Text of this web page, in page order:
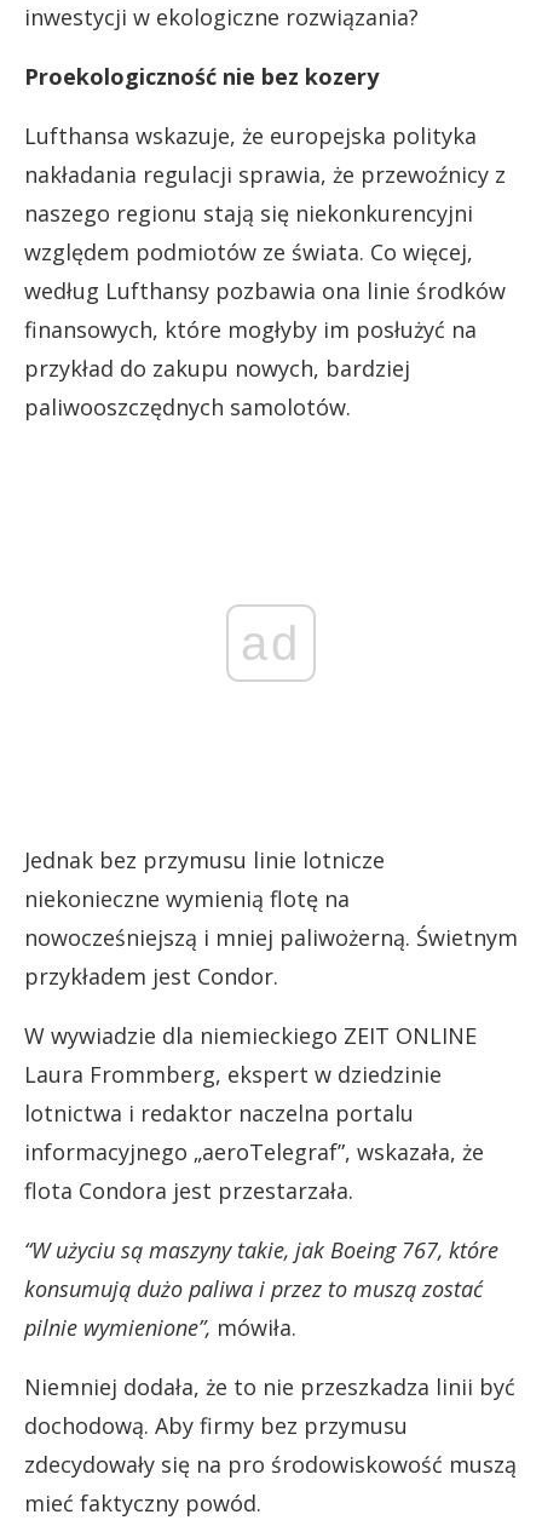
inwestycji w ekologiczne rozwiązania?
Proekologiczność nie bez kozery
Lufthansa wskazuje, że europejska polityka
nakładania regulacji sprawia, że przewoźnicy z
naszego regionu stają się niekonkurencyjni
względem podmiotów ze świata. Co więcej,
według Lufthansy pozbawia ona linie środków
finansowych, które mogłyby im posłużyć na
przykład do zakupu nowych, bardziej
paliwooszczędnych samolotów.
ad
Jednak bez przymusu linie lotnicze
niekonieczne wymienią flotę na
nowocześniejszą i mniej paliwożerną. Świetnym
przykładem jest Condor.
W wywiadzie dla niemieckiego ZEIT ONLINE
Laura Frommberg, ekspert w dziedzinie
lotnictwa i redaktor naczelna portalu
informacyjnego „aeroTelegraf”, wskazała, że
flota Condora jest przestarzała.
“W użyciu są maszyny takie, jak Boeing 767, które
konsumują dużo paliwa i przez to muszą zostać
pilnie wymienione”, mówiła.
Niemniej dodała, że to nie przeszkadza linii być
dochodową. Aby firmy bez przymusu
zdecydowały się na pro środowiskowość muszą
mieć faktyczny powód.